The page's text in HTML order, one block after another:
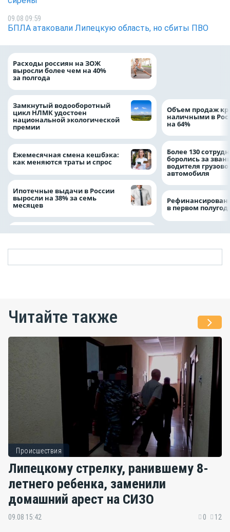
09.08 09:59
БПЛА атаковали Липецкую область, но сбиты ПВО
Расходы россиян на ЗОЖ
выросли более чем на 40%
за полгода
Замкнутый водооборотный
цикл НЛМК удостоен
национальной экологической
премии
Ежемесячная смена кешбэка:
как меняются траты и спрос
Ипотечные выдачи в России
выросли на 38% за семь
месяцев
Объем продаж
наличными в
на 64%
Более 130
боролись за
водителя
автомобиля
в первом
Читайте также
Происшествия
Липецкому стрелку, ранившему 8-
летнего ребенка, заменили
домашний арест на СИЗО
09.08 15:42 0 12